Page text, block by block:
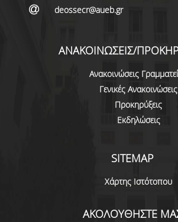
ΤΜΗΜΑΤΟΣ
ΜΗΤΡΩΑ ΜΕΛΩΝ ΤΜΗΜΑΤΟΣ
ΥΠΟΨΗΦΙΟΙ ΦΟΙΤΗΤΕΣ
ΟΙΚΟΝΟΜΙΚΑ ΜΕ ΔΙΕΘΝΗ
ΔΙΕΠΙΣΤΗΜΟΝΙΚΟΤΗΤΑ
ΣΥΝΕΙΣΦΟΡΑ
deossecr@aueb.gr
ΑΝΑΚΟΙΝΩΣΕΙΣ/
Ανακοινώσεις
Γενικές Ανακοινώσεις
Προκηρύξεις
Εκδηλώσεις
SITEMAP
Χάρτης Ιστότοπου
ΑΚΟΛΟΥΘΗΣΤΕ